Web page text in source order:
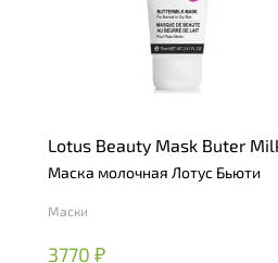
Lotus Beauty Mask Buter
Маска молочная Лотус Бьюти
Маски
3770 ₽